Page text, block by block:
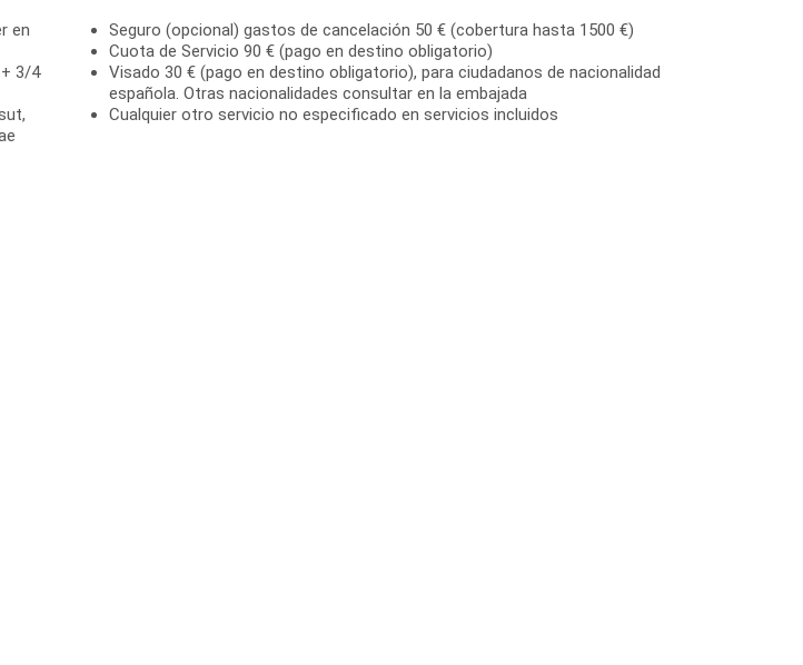
en
3/4
Seguro (opcional) gastos de cancelación 50 € (cobertura hasta 1500 €)
Cuota de Servicio 90 € (pago en destino obligatorio)
Visado 30 € (pago en destino obligatorio), para ciudadanos de nacionalidad
española. Otras nacionalidades consultar en la embajada
Cualquier otro servicio no especificado en servicios incluidos